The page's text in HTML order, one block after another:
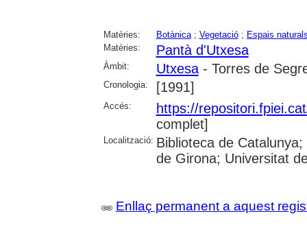
Matèries: Botànica; Vegetació; Espais
Matèries:
Pantà d'Utxesa
Àmbit: Utxesa- Torres de
Cronologia: [1991]
Accés:
https://
complet]
Localització: Biblioteca de
de Girona; Universitat
Enllaç permanent a aquest